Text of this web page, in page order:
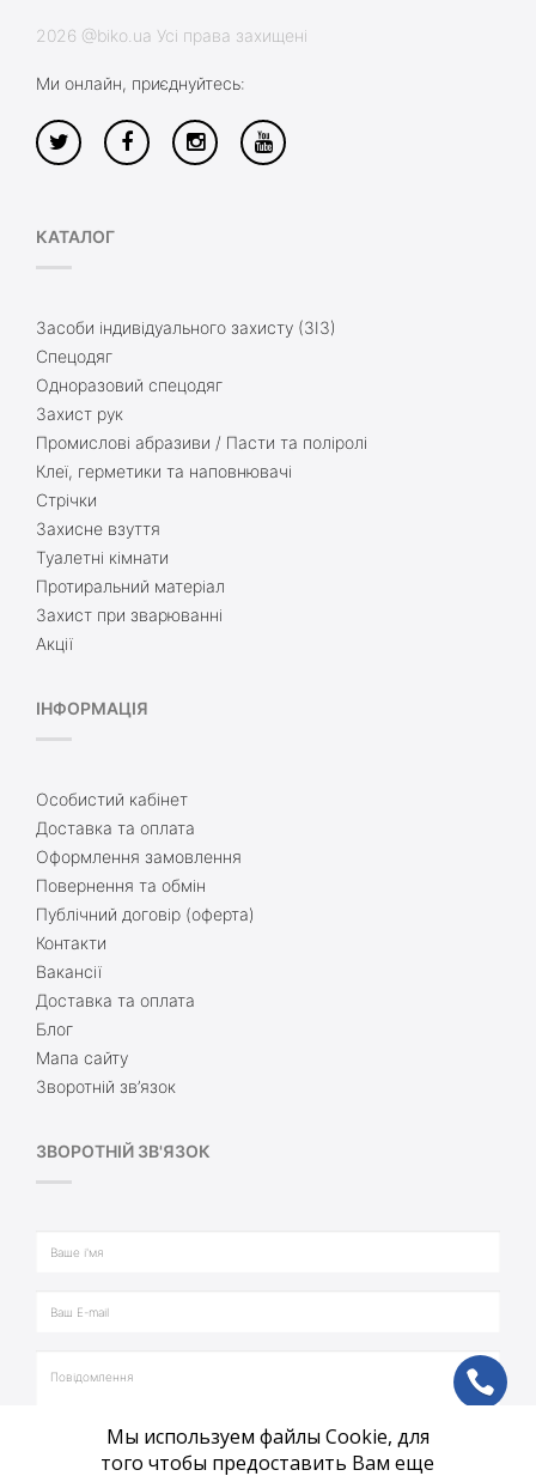
2026 @biko.ua Усі права захищені
Ми онлайн, приєднуйтесь:
КАТАЛОГ
Засоби індивідуального захисту (ЗІЗ)
Спецодяг
Одноразовий спецодяг
Захист рук
Промислові абразиви / Пасти та поліролі
Клеї, герметики та наповнювачі
Стрічки
Захисне взуття
Туалетні кімнати
Протиральний матеріал
Захист при зварюванні
Акції
ІНФОРМАЦІЯ
Особистий кабінет
Доставка та оплата
Оформлення замовлення
Повернення та обмін
Публічний договір (оферта)
Контакти
Вакансії
Доставка та оплата
Блог
Мапа сайту
Зворотній зв’язок
ЗВОРОТНІЙ ЗВ'ЯЗОК
ph
Мы используем файлы Cookie, для
того чтобы предоставить Вам еще